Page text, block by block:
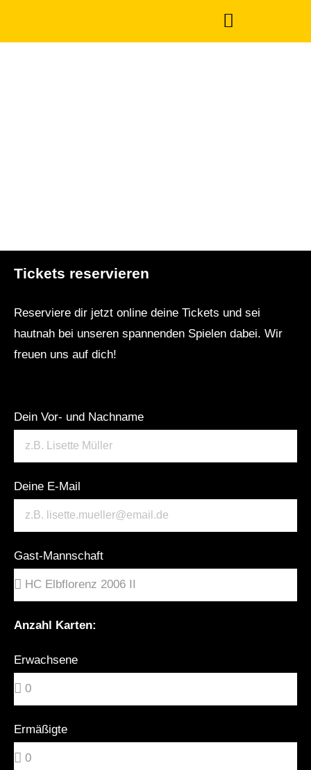
Tickets reservieren
Reserviere dir jetzt online deine Tickets und sei
hautnah bei unseren spannenden Spielen dabei. Wir
freuen uns auf dich!
Dein Vor- und Nachname
Deine E-Mail
Gast-Mannschaft
Anzahl Karten:
Erwachsene
Ermäßigte